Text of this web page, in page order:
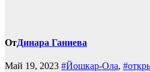
ОтДинара Ганиева
Май 19, 2023 #Йошкар-Ола,